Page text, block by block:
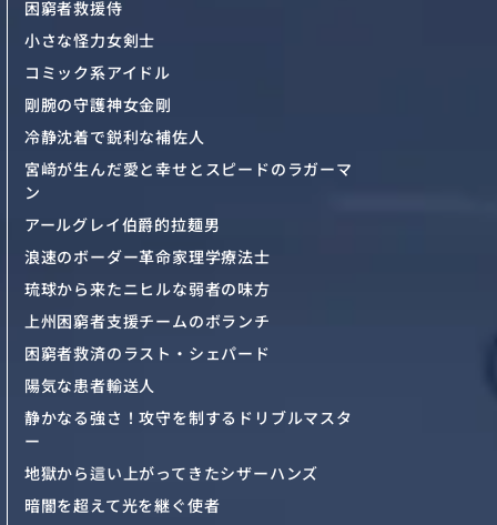
困窮者救援侍
小さな怪力女剣士
コミック系アイドル
剛腕の守護神女金剛
冷静沈着で鋭利な補佐人
宮﨑が生んだ愛と幸せとスピードのラガーマ
ン
アールグレイ伯爵的拉麺男
浪速のボーダー革命家理学療法士
琉球から来たニヒルな弱者の味方
上州困窮者支援チームのボランチ
困窮者救済のラスト・シェパード
陽気な患者輸送人
静かなる強さ！攻守を制するドリブルマスタ
ー
地獄から這い上がってきたシザーハンズ
暗闇を超えて光を継ぐ使者